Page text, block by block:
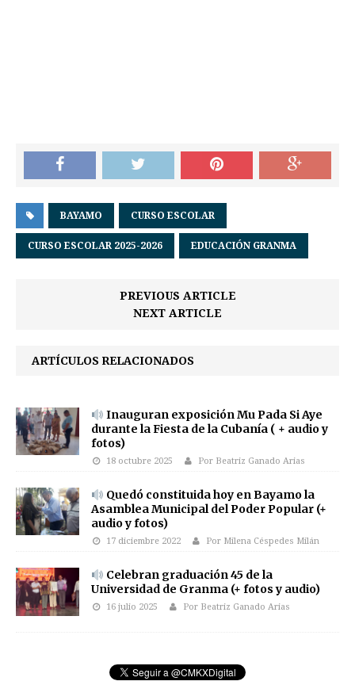
BAYAMO CURSO ESCOLAR
CURSO ESCOLAR 2025-2026 EDUCACIÓN GRANMA
PREVIOUS ARTICLE
NEXT ARTICLE
ARTÍCULOS RELACIONADOS
Inauguran exposición Mu Pada Si Aye
durante la Fiesta de la Cubanía ( + audio y
fotos)
18 octubre 2025 Por Beatriz Ganado Arias
Quedó constituida hoy en Bayamo la
Asamblea Municipal del Poder Popular (+
audio y fotos)
17 diciembre 2022 Por Milena Céspedes Milán
Celebran graduación 45 de la
Universidad de Granma (+ fotos y audio)
16 julio 2025 Por Beatriz Ganado Arias